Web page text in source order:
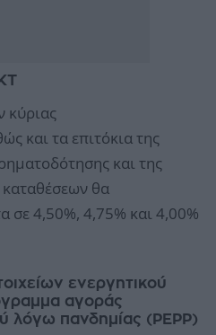
κύριας
και τα επιτόκια της
και της
θα
σε 4,50%, 4,75% και 4,00%
ενεργητικού
αγοράς
λόγω πανδημίας (PEPP)